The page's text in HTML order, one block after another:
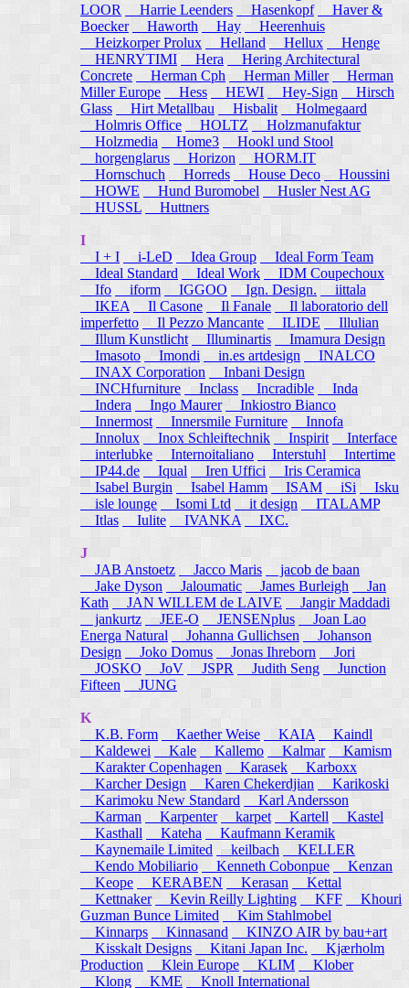
LOOR
Harrie Leenders Hasenkopf
Haver &
Boecker
Haworth Hay
Heerenhuis
Heizkorper Prolux
Helland Hellux
Henge
HENRYTIMI
Hera
Hering Architectural
Concrete
Herman Cph Herman Miller
Herman
Miller Europe
Hess HEWI Hey-Sign
Hirsch
Glass
Hirt Metallbau Hisbalit
Holmegaard
Holmris Office
HOLTZ
Holzmanufaktur
Holzmedia
Home3
Hookl und Stool
horgenglarus
Horizon
HORM.IT
Hornschuch
Horreds House Deco
Houssini
HOWE
Hund Buromobel
Husler Nest AG
HUSSL
Huttners
I
I + I
i-LeD Idea Group
Ideal Form Team
Ideal Standard
Ideal Work
IDM Coupechoux
Ifo
iform IGGOO Ign. Design.
iittala
IKEA
Il Casone Il Fanale
Il laboratorio dell
imperfetto
Il Pezzo Mancante ILIDE
Illulian
Illum Kunstlicht
Illuminartis
Imamura Design
Imasoto
Imondi in.es artdesign
INALCO
INAX Corporation
Inbani Design
INCHfurniture
Inclass Incradible
Inda
Indera
Ingo Maurer
Inkiostro Bianco
Innermost
Innersmile Furniture
Innofa
Innolux
Inox Schleiftechnik Inspirit
Interface
interlubke
Internoitaliano Interstuhl
Intertime
IP44.de
Iqual Iren Uffici
Iris Ceramica
Isabel Burgin
Isabel Hamm ISAM iSi Isku
isle lounge
Isomi Ltd it design
ITALAMP
Itlas
Iulite IVANKA IXC.
J
JAB Anstoetz
Jacco Maris
jacob de baan
Jake Dyson
Jaloumatic James Burleigh
Jan
Kath
JAN WILLEM de LAIVE
Jangir Maddadi
jankurtz JEE-O JENSENplus
Joan Lao
Energa Natural
Johanna Gullichsen
Johanson
Design
Joko Domus Jonas Ihreborn
Jori
JOSKO
JoV JSPR Judith Seng
Junction
Fifteen
JUNG
K
K.B. Form
Kaether Weise KAIA
Kaindl
Kaldewei
Kale Kallemo Kalmar
Kamism
Karakter Copenhagen
Karasek
Karboxx
Karcher Design
Karen Chekerdjian
Karikoski
Karimoku New Standard
Karl Andersson
Karman
Karpenter karpet Kartell
Kastel
Kasthall
Kateha
Kaufmann Keramik
Kaynemaile Limited keilbach
KELLER
Kendo Mobiliario
Kenneth Cobonpue
Kenzan
Keope
KERABEN Kerasan
Kettal
Kettnaker Kevin Reilly Lighting KFF
Khouri
Guzman Bunce Limited
Kim Stahlmobel
Kinnarps
Kinnasand
KINZO AIR by bau+art
Kisskalt Designs
Kitani Japan Inc.
Kjærholm
Production
Klein Europe KLIM
Klober
Klong
KME
Knoll International